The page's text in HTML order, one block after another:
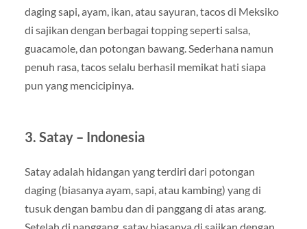
daging sapi, ayam, ikan, atau sayuran, tacos di Meksiko
di sajikan dengan berbagai topping seperti salsa,
guacamole, dan potongan bawang. Sederhana namun
penuh rasa, tacos selalu berhasil memikat hati siapa
pun yang mencicipinya.
3. Satay – Indonesia
Satay adalah hidangan yang terdiri dari potongan
daging (biasanya ayam, sapi, atau kambing) yang di
tusuk dengan bambu dan di panggang di atas arang.
Setelah di panggang, satay biasanya di sajikan dengan